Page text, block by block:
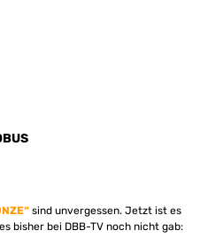
sind unvergessen. Jetzt ist es
bisher bei DBB-TV noch nicht gab: